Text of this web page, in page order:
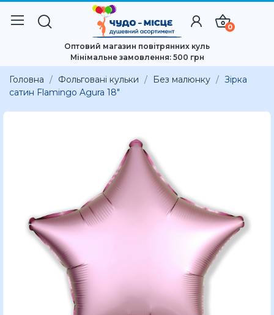
0
Оптовий магазин повітрянних куль
Мінімальне замовлення: 500 грн
Головна Фольговані кульки Без малюнку
Зірка
сатин Flamingo Agura 18"